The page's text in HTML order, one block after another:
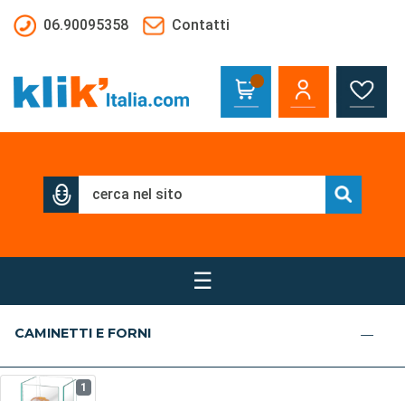
06.90095358
Contatti
☰
CAMINETTI E FORNI
1